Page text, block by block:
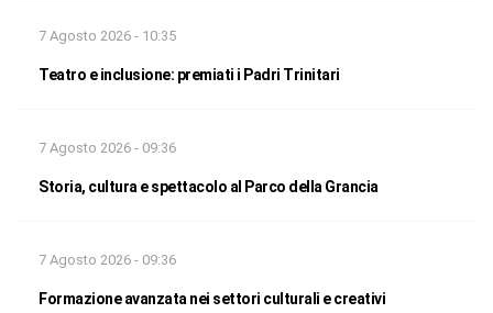
7 Agosto 2026 - 10:35
Teatro e inclusione: premiati i Padri Trinitari
7 Agosto 2026 - 09:36
Storia, cultura e spettacolo al Parco della Grancia
7 Agosto 2026 - 09:36
Formazione avanzata nei settori culturali e creativi